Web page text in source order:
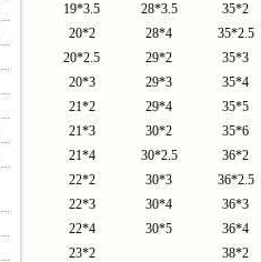
19*3.5
28*3.5
35*2
20*2
28*4
35*2.5
20*2.5
29*2
35*3
20*3
29*3
35*4
21*2
29*4
35*5
21*3
30*2
35*6
21*4
30*2.5
36*2
22*2
30*3
36*2.5
22*3
30*4
36*3
22*4
30*5
36*4
23*2
38*2